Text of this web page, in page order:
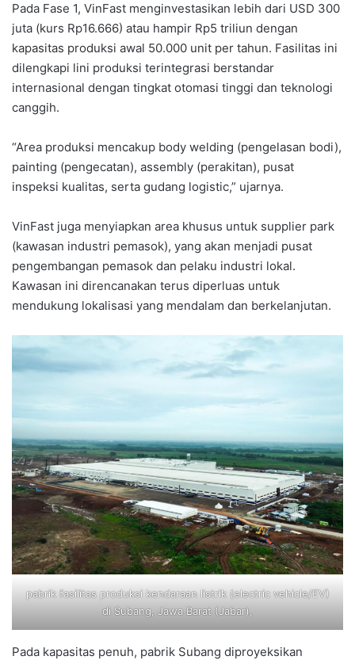
Pada Fase 1, VinFast menginvestasikan lebih dari USD 300
juta (kurs Rp16.666) atau hampir Rp5 triliun dengan
kapasitas produksi awal 50.000 unit per tahun. Fasilitas ini
dilengkapi lini produksi terintegrasi berstandar
internasional dengan tingkat otomasi tinggi dan teknologi
canggih.
“Area produksi mencakup body welding (pengelasan bodi),
painting (pengecatan), assembly (perakitan), pusat
inspeksi kualitas, serta gudang logistic,” ujarnya.
VinFast juga menyiapkan area khusus untuk supplier park
(kawasan industri pemasok), yang akan menjadi pusat
pengembangan pemasok dan pelaku industri lokal.
Kawasan ini direncanakan terus diperluas untuk
mendukung lokalisasi yang mendalam dan berkelanjutan.
pabrik fasilitas produksi kendaraan listrik (electric vehicle/EV)
di Subang, Jawa Barat (Jabar),
Pada kapasitas penuh, pabrik Subang diproyeksikan